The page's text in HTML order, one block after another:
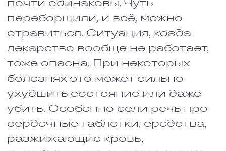
что нельзя.
Меняется активность
вещества, а концентрация
остаётся прежней. Объём
лекарства в крови
нормальный, но работает оно
не так, как должно. Может
действовать сильнее, может
слабее, а иногда и вовсе
непонятно как, приводить к
побочкам. Всё зависит от
того, с чем вы его
принимаете.